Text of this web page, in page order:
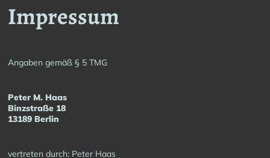
Impressum
Angaben gemäß § 5 TMG
Peter M. Haas
Binzstraße 18
13189 Berlin
vertreten durch: Peter Haas